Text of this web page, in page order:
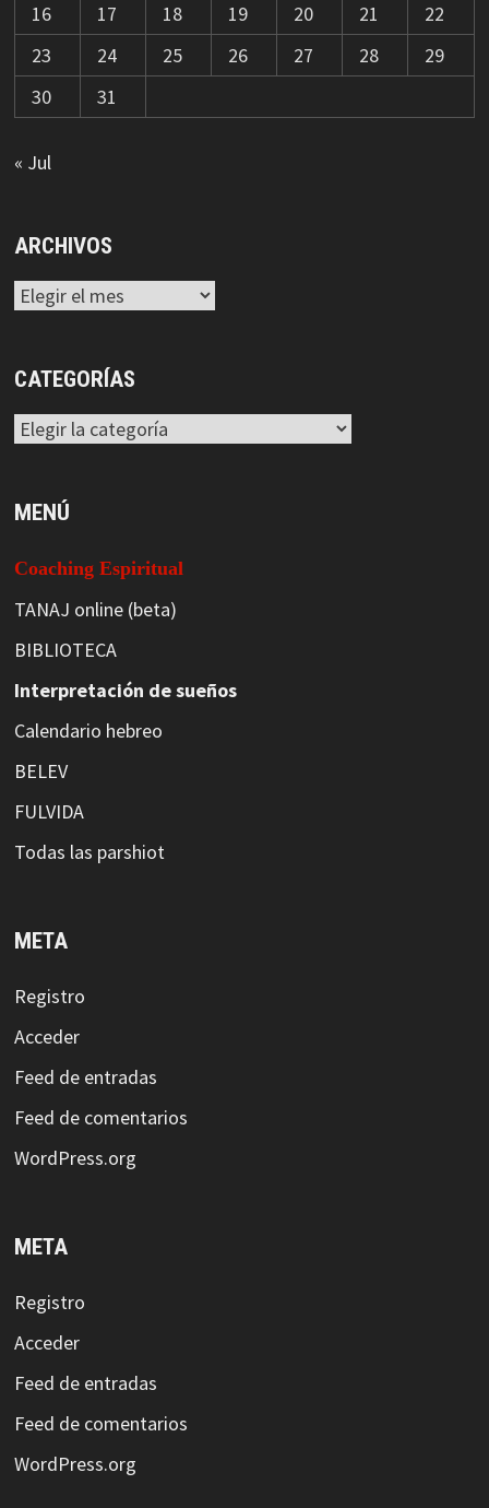
16
17 18 19 20 21
22
23
24 25 26 27 28
29
30
31
« Jul
ARCHIVOS
Archivos
CATEGORÍAS
Categorías
MENÚ
Coaching Espiritual
TANAJ online (beta)
BIBLIOTECA
Interpretación de sueños
Calendario hebreo
BELEV
FULVIDA
Todas las parshiot
META
Registro
Acceder
Feed de entradas
Feed de comentarios
WordPress.org
META
Registro
Acceder
Feed de entradas
Feed de comentarios
WordPress.org